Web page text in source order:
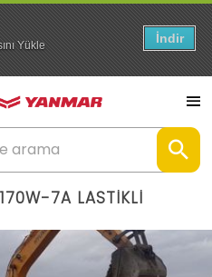
Yükle İndir
7A LASTİKLİ